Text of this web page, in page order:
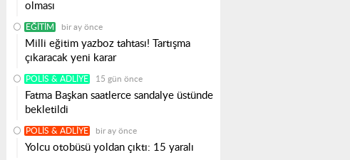
olması
EĞITIM bir ay önce
Milli eğitim yazboz tahtası! Tartışma
çıkaracak yeni karar
POLIS & ADLIYE 15 gün önce
Fatma Başkan saatlerce sandalye üstünde
bekletildi
POLIS & ADLIYE bir ay önce
Yolcu otobüsü yoldan çıktı: 15 yaralı